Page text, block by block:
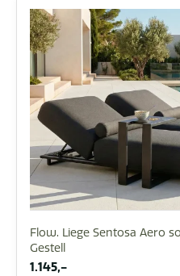
Flow. Liege Sentosa Aero
Gestell
1.145,-